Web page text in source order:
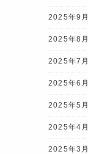
2025年9月
2025年8月
2025年7月
2025年6月
2025年5月
2025年4月
2025年3月